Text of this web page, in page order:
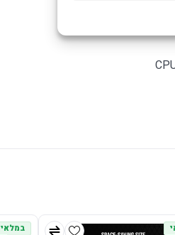
במלאי